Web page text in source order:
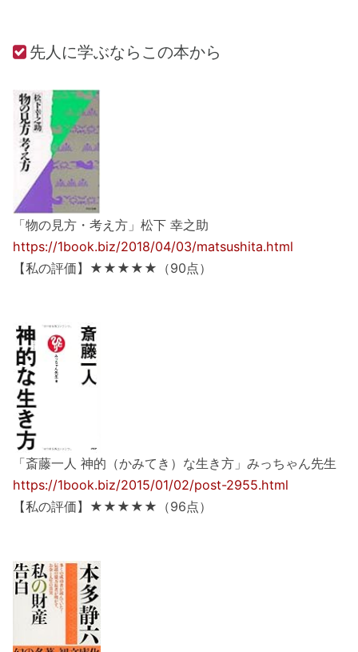
先人に学ぶならこの本から
「物の見方・考え方」松下 幸之助
https://1book.biz/2018/04/03/matsushita.html
【私の評価】★★★★★（90点）
「斎藤一人 神的（かみてき）な生き方」みっちゃん先生
https://1book.biz/2015/01/02/post-2955.html
【私の評価】★★★★★（96点）